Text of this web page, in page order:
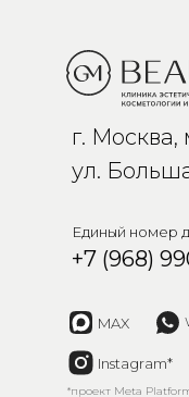
г. Москва,
ул.
Единый номер
+7 (968)
MAX
Instagram*
*проект Meta